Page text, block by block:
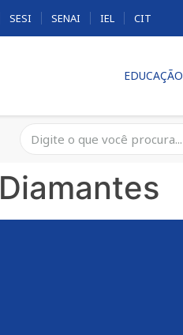
SESI SENAI IEL CIT
EDUCAÇÃO
Diamantes